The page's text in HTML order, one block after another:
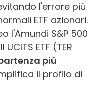
l'errore più
ETF azionari.
l'Amundi S&P 500
ETF (TER
più
il profilo di